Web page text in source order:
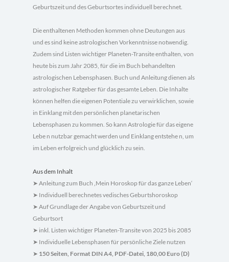
Geburtszeit und des Geburtsortes individuell berechnet.
Die enthaltenen Methoden kommen ohne Deutungen aus
und es sind keine astrologischen Vorkenntnisse notwendig.
Zudem sind Listen wichtiger Planeten-Transite enthalten, von
heute bis zum Jahr 2085, für die im Buch behandelten
astrologischen Lebensphasen. Buch und Anleitung dienen als
astrologischer Ratgeber für das gesamte Leben. Die Inhalte
können helfen die eigenen Potentiale zu verwirklichen, sowie
in Ein­klang mit den persönlichen planetarischen
Lebensphasen zu kommen. So kann Astrologie für das eigene
Lebe n nutzbar gemacht werden und Einklang entstehe n, um
im Leben er­folgreich und glücklich zu sein.
Aus dem Inhalt
➤ Anleitung zum Buch ‚Mein Horoskop für das ganze Leben‘
➤ Individuell berechnetes vedisches Geburtshoroskop
➤ Auf Grundlage der Angabe von Geburtszeit und
Geburtsort
➤ inkl. Listen wichtiger Planeten-Transite von 2025 bis 2085
➤ Individuelle Lebensphasen für persönliche Ziele nutzen
➤ 150 Seiten, Format DIN A4, PDF-Datei, 180,00 Euro (D)